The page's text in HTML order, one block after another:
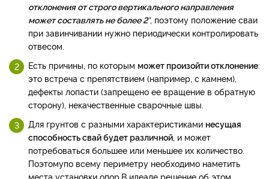
отклонения от строго вертикального направления
может составлять не более 2°, поэтому положение сваи
при завинчивании нужно периодически контролировать
отвесом.
Есть причины, по которым может произойти отклонение:
это встреча с препятствием (например, с камнем),
дефекты лопасти (запрещено ее вращение в обратную
сторону), некачественные сварочные швы.
Для грунтов с разными характеристиками несущая
способность свай будет различной, и может
потребоваться большее или меньшее их количество.
Поэтомупо всему периметру необходимо наметить
места установки опор.В идеале решение об этом